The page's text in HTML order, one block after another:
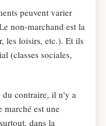
peuvent varier
non-marchand est la
les loisirs, etc.). Et ils
(classes sociales,
du contraire, il n'y a
marché est une
dans la